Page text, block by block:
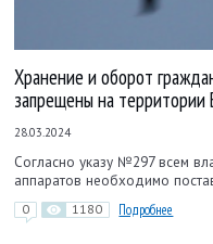
Хранение и оборот
запрещены на территории
28.03.2024
Согласно указу №297 всем
аппаратов необходимо
0 1180 Подробнее